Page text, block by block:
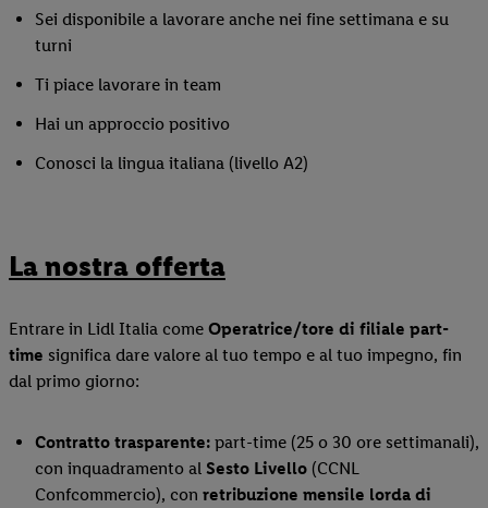
Sei disponibile a lavorare anche nei fine settimana e su
turni
Ti piace lavorare in team
Hai un approccio positivo
Conosci la lingua italiana (livello A2)
La nostra offerta
Entrare in Lidl Italia come Operatrice/tore di filiale part-
time significa dare valore al tuo tempo e al tuo impegno, fin
dal primo giorno:
Contratto trasparente: part-time (25 o 30 ore settimanali),
con inquadramento al Sesto Livello (CCNL
Confcommercio), con retribuzione mensile lorda di